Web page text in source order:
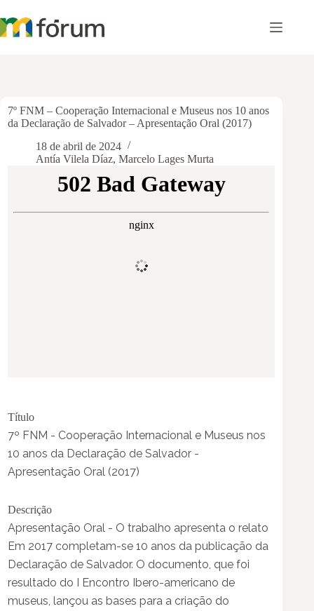
para
o
7º FNM – Cooperação Internacional e Museus nos 10 anos
da Declaração de Salvador – Apresentação Oral (2017)
18 de abril de 2024
Antía Vilela Díaz,Marcelo Lages Murta
Título
7º FNM - Cooperação Internacional e Museus nos
10 anos da Declaração de Salvador -
Apresentação Oral (2017)
Descrição
Apresentação Oral - O trabalho apresenta o relato
Em 2017 completam-se 10 anos da publicação da
Declaração de Salvador. O documento, que foi
resultado do I Encontro Ibero-americano de
museus, lançou as bases para a criação do